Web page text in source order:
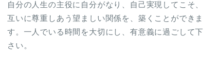
自分の人生の主役に自分がなり、自己実現してこそ、
互いに尊重しあう望ましい関係を、築くことができま
す。一人でいる時間を大切にし、有意義に過ごして下
さい。